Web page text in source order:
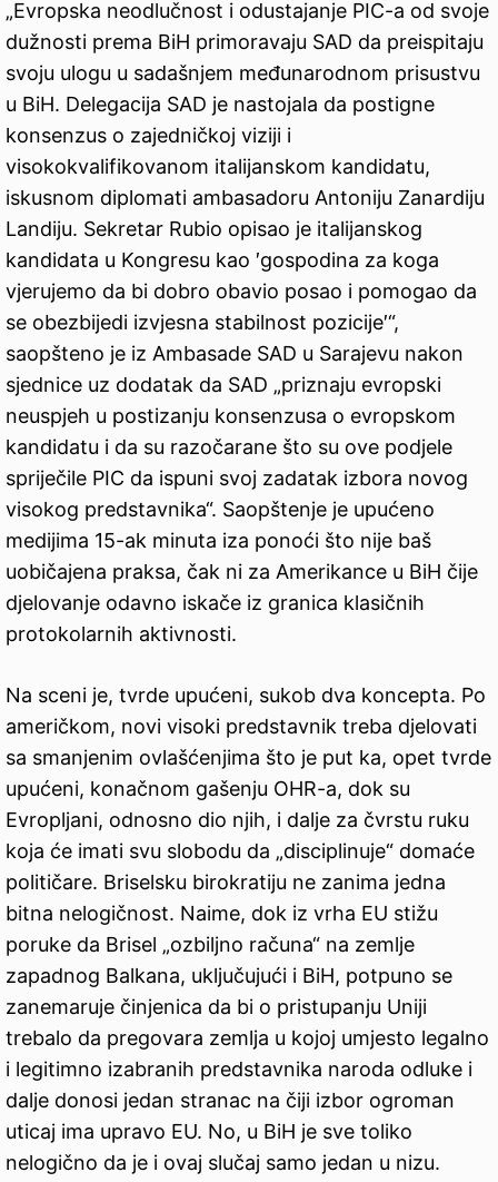
„Evropska neodlučnost i odustajanje PIC-a od svoje
dužnosti prema BiH primoravaju SAD da preispitaju
svoju ulogu u sadašnjem međunarodnom prisustvu
u BiH. Delegacija SAD je nastojala da postigne
konsenzus o zajedničkoj viziji i
visokokvalifikovanom italijanskom kandidatu,
iskusnom diplomati ambasadoru Antoniju Zanardiju
Landiju. Sekretar Rubio opisao je italijanskog
kandidata u Kongresu kao ′gospodina za koga
vjerujemo da bi dobro obavio posao i pomogao da
se obezbijedi izvjesna stabilnost pozicije′“,
saopšteno je iz Ambasade SAD u Sarajevu nakon
sjednice uz dodatak da SAD „priznaju evropski
neuspjeh u postizanju konsenzusa o evropskom
kandidatu i da su razočarane što su ove podjele
spriječile PIC da ispuni svoj zadatak izbora novog
visokog predstavnika“. Saopštenje je upućeno
medijima 15-ak minuta iza ponoći što nije baš
uobičajena praksa, čak ni za Amerikance u BiH čije
djelovanje odavno iskače iz granica klasičnih
protokolarnih aktivnosti.
Na sceni je, tvrde upućeni, sukob dva koncepta. Po
američkom, novi visoki predstavnik treba djelovati
sa smanjenim ovlašćenjima što je put ka, opet tvrde
upućeni, konačnom gašenju OHR-a, dok su
Evropljani, odnosno dio njih, i dalje za čvrstu ruku
koja će imati svu slobodu da „disciplinuje“ domaće
političare. Briselsku birokratiju ne zanima jedna
bitna nelogičnost. Naime, dok iz vrha EU stižu
poruke da Brisel „ozbiljno računa“ na zemlje
zapadnog Balkana, uključujući i BiH, potpuno se
zanemaruje činjenica da bi o pristupanju Uniji
trebalo da pregovara zemlja u kojoj umjesto legalno
i legitimno izabranih predstavnika naroda odluke i
dalje donosi jedan stranac na čiji izbor ogroman
uticaj ima upravo EU. No, u BiH je sve toliko
nelogično da je i ovaj slučaj samo jedan u nizu.